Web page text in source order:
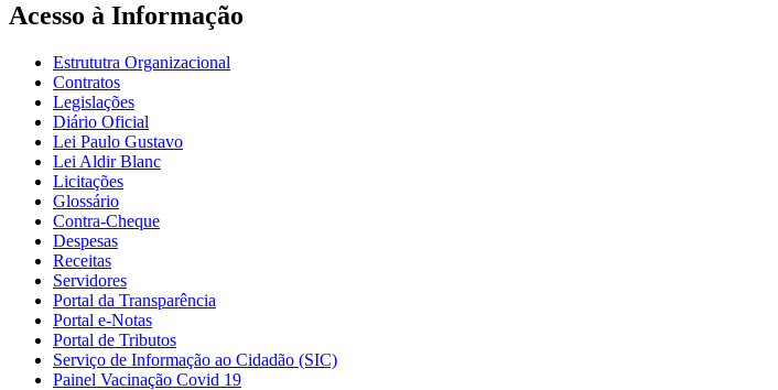
Acesso à Informação
Estrututra Organizacional
Contratos
Legislações
Diário Oficial
Lei Paulo Gustavo
Lei Aldir Blanc
Licitações
Glossário
Contra-Cheque
Despesas
Receitas
Servidores
Portal da Transparência
Portal e-Notas
Portal de Tributos
Serviço de Informação ao Cidadão (SIC)
Painel Vacinação Covid 19